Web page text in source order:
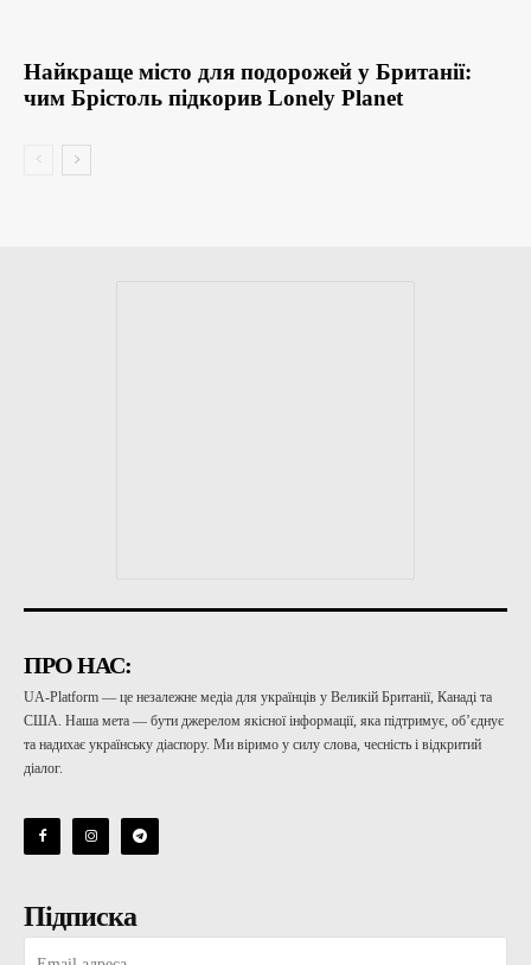
Найкраще місто для подорожей у Британії:
чим Брістоль підкорив Lonely Planet
ПРО НАС:
UA-Platform — це незалежне медіа для українців у Великій Британії, Канаді та
США. Наша мета — бути джерелом якісної інформації, яка підтримує, об’єднує
та надихає українську діаспору. Ми віримо у силу слова, чесність і відкритий
діалог.
Підписка